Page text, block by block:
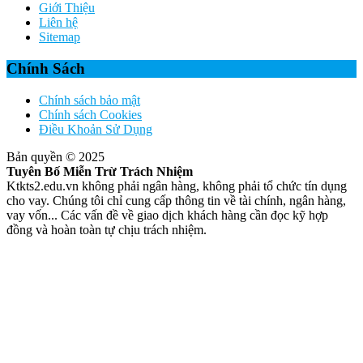
Giới Thiệu
Liên hệ
Sitemap
Chính Sách
Chính sách bảo mật
Chính sách Cookies
Điều Khoản Sử Dụng
Bản quyền © 2025
Tuyên Bố Miễn Trừ Trách Nhiệm
Ktkts2.edu.vn không phải ngân hàng, không phải tổ chức tín dụng
cho vay. Chúng tôi chỉ cung cấp thông tin về tài chính, ngân hàng,
vay vốn... Các vấn đề về giao dịch khách hàng cần đọc kỹ hợp
đồng và hoàn toàn tự chịu trách nhiệm.